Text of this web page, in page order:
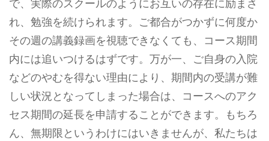
れ、勉強を続けられます。ご都合がつかずに何度か
その週の講義録画を視聴できなくても、コース期間
内には追いつけるはずです。万が一、ご自身の入院
などのやむを得ない理由により、期間内の受講が難
しい状況となってしまった場合は、コースへのアク
セス期間の延長を申請することができます。もちろ
ん、無期限というわけにはいきませんが、私たちは